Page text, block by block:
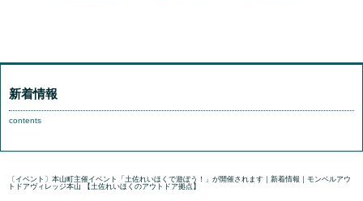
新着情報
contents
〔イベント〕本山町主催イベント「土佐れいほくで遊ぼう！」が開催されます｜新着情報｜モンベルアウ
トドアヴィレッジ本山 【土佐れいほくのアウトドア拠点】